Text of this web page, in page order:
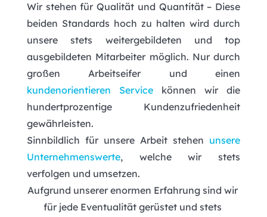
Wir stehen für Qualität und Quantität – Diese
beiden Standards hoch zu halten wird durch
unsere stets weitergebildeten und top
ausgebildeten Mitarbeiter möglich. Nur durch
kundenorientieren Service können wir die
hundertprozentige Kundenzufriedenheit
gewährleisten.
Sinnbildlich für unsere Arbeit stehen unsere
Unternehmenswerte, welche wir stets
verfolgen und umsetzen.
Aufgrund unserer enormen Erfahrung sind wir
für jede Eventualität gerüstet und stets